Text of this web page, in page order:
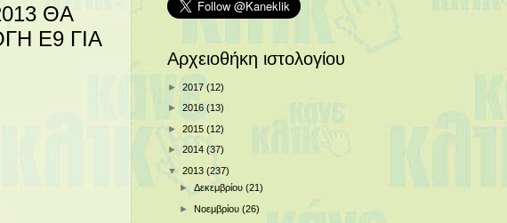
ΘΑ
Ε9 ΓΙΑ
Αρχειοθήκη ιστολογίου
► 2017 (12)
► 2016 (13)
► 2015 (12)
► 2014 (37)
▼ 2013 (237)
►Δεκεμβρίου(21)
► Νοεμβρίου(26)